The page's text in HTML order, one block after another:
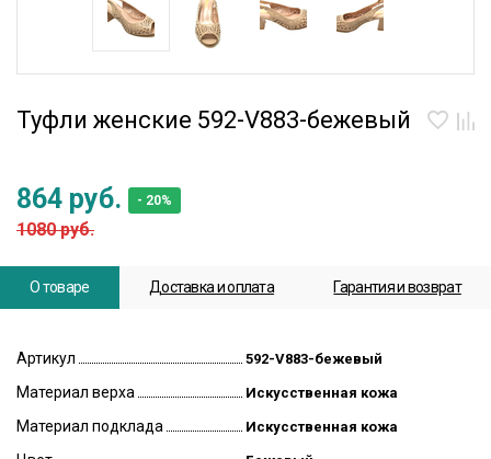
Туфли женские 592-V883-бежевый
864 руб. - 20%
1080 руб.
О товаре Доставка и оплата Гарантия и возврат
Артикул 592-V883-бежевый
Материал верха Искусственная кожа
Материал подклада Искусственная кожа